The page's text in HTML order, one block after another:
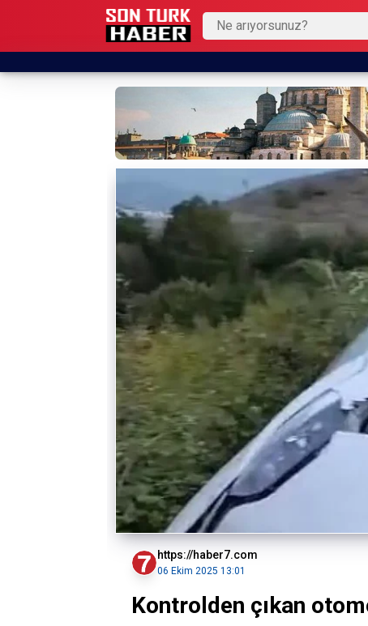
https://haber7.com
06 Ekim 2025 13:01
Kontrolden çıkan